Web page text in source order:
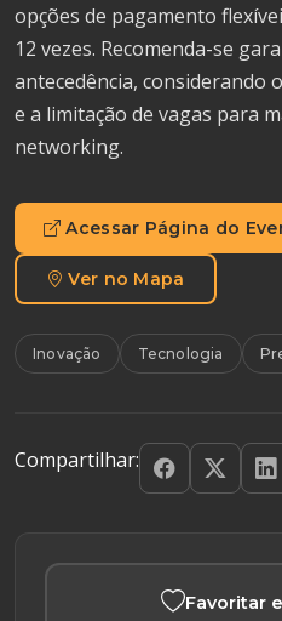
opções de pagamento
12 vezes. Recomenda-se
antecedência, considerando
e a limitação de vagas para
networking.
Acessar Página do
Ver no Mapa
Inovação Tecnologia
Compartilhar:
Favoritar